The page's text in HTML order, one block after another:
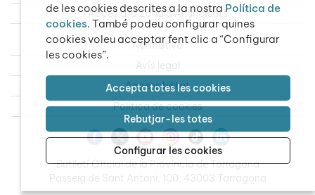
Accés a la Zona d’Anunciants
Normativa
Avís legal
Accessibilitat
Política de cookies
Butlletí Oficial de la Província de Tarragona
Passeig de Sant Antoni, 100, 43003 Tarragona
de les cookies descrites a la nostra Política de
cookies. També podeu configurar quines
cookies voleu acceptar fent clic a “Configurar
les cookies”.
Accepta totes les cookies
Rebutjar-les totes
Configurar les cookies